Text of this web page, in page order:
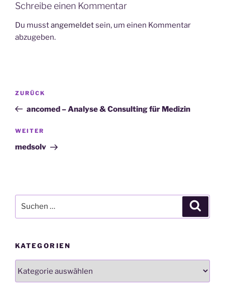
Schreibe einen Kommentar
Du musstangemeldetsein, um einen Kommentar
abzugeben.
Beitragsnavigation
Vorheriger
Beitrag
ZURÜCK
ancomed – Analyse & Consulting für Medizin
Nächster
Beitrag
WEITER
medsolv
nach:
KATEGORIEN